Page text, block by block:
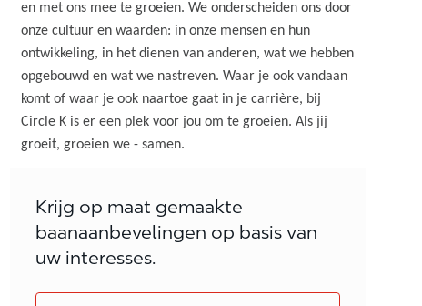
en met ons mee te groeien. We onderscheiden ons door
onze cultuur en waarden: in onze mensen en hun
ontwikkeling, in het dienen van anderen, wat we hebben
opgebouwd en wat we nastreven. Waar je ook vandaan
komt of waar je ook naartoe gaat in je carrière, bij
Circle K is er een plek voor jou om te groeien. Als jij
groeit, groeien we - samen.
Krijg op maat gemaakte
baanaanbevelingen op basis van
uw interesses.